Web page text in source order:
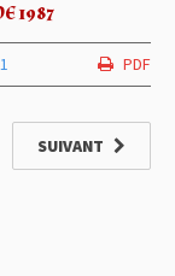
1987
PDF
SUIVANT